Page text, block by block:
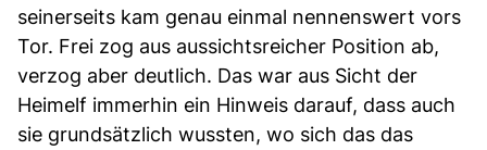
seinerseits kam genau einmal nennenswert vors
Tor. Frei zog aus aussichtsreicher Position ab,
verzog aber deutlich. Das war aus Sicht der
Heimelf immerhin ein Hinweis darauf, dass auch
sie grundsätzlich wussten, wo sich das das